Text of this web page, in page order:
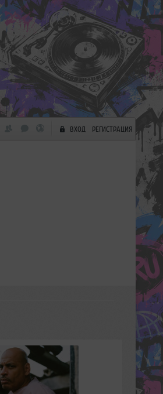
ВХОД РЕГИСТРАЦИЯ